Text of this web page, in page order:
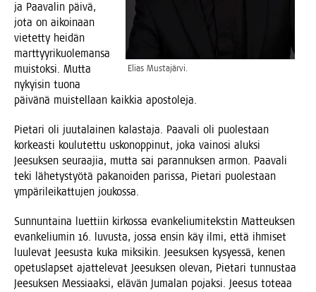
Elias Mus­ta­jär­vi.
ja Paa­va­lin päi­vä,
jota on aikoi­naan
vie­tet­ty hei­dän
mart­tyy­ri­kuo­le­man­sa
muis­tok­si. Mut­ta
nykyi­sin tuo­na
päi­vä­nä muis­tel­laan kaik­kia apostoleja.
Pie­ta­ri oli juu­ta­lai­nen kalas­ta­ja. Paa­va­li oli puo­les­taan
kor­keas­ti kou­lu­tet­tu usko­nop­pi­nut, joka vai­no­si aluk­si
Jee­suk­sen seu­raa­jia, mut­ta sai paran­nuk­sen armon. Paa­va­li
teki lähe­tys­työ­tä paka­noi­den paris­sa, Pie­ta­ri puo­les­taan
ympä­ri­lei­kat­tu­jen joukossa.
Sun­nun­tai­na luet­tiin kir­kos­sa evan­ke­liu­mi­teks­tin Mat­teuk­sen
evan­ke­liu­min 16. luvus­ta, jos­sa ensin käy ilmi, että ihmi­set
luu­le­vat Jee­sus­ta kuka mik­si­kin. Jee­suk­sen kysyes­sä, kenen
ope­tus­lap­set ajat­te­le­vat Jee­suk­sen ole­van, Pie­ta­ri tun­nus­taa
Jee­suk­sen Mes­si­aak­si, elä­vän Juma­lan pojak­si. Jee­sus tote­aa